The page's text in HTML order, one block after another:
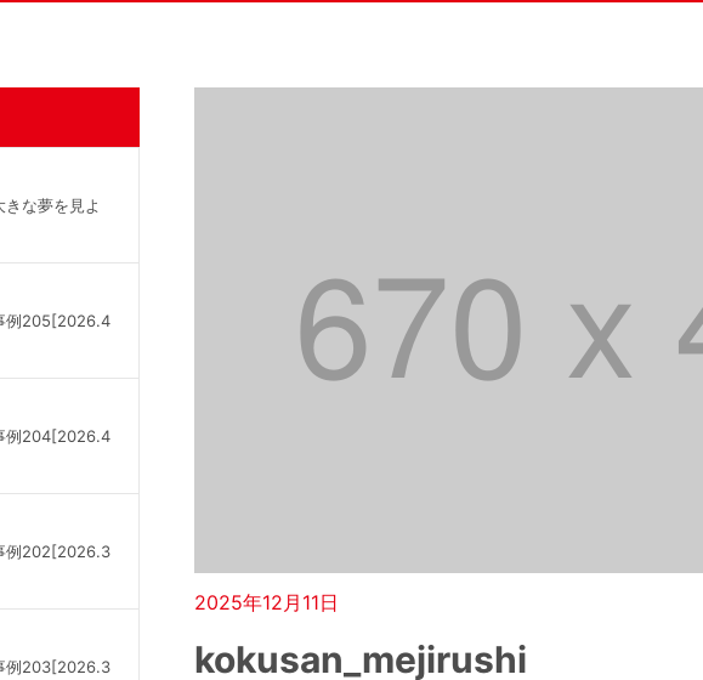
2025年12月11日
kokusan_mejirushi
きな夢を見よ
例205[2026.4
例204[2026.4
例202[2026.3
例203[2026.3